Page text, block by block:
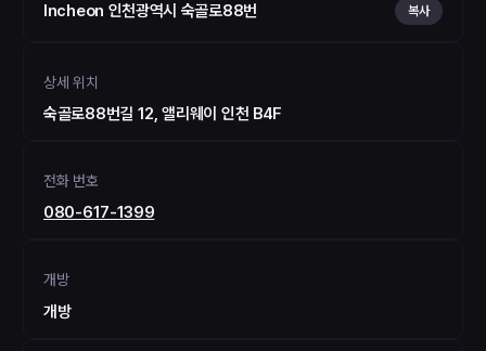
Incheon 인천광역시 숙골로88번 복사
상세 위치
숙골로88번길 12, 앨리웨이 인천 B4F
전화 번호
080-617-1399
개방
개방